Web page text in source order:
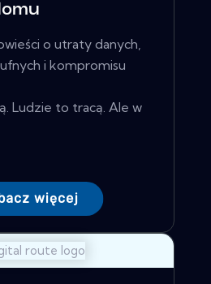
o utraty danych,
i kompromisu
Ludzie to tracą. Ale w
więcej